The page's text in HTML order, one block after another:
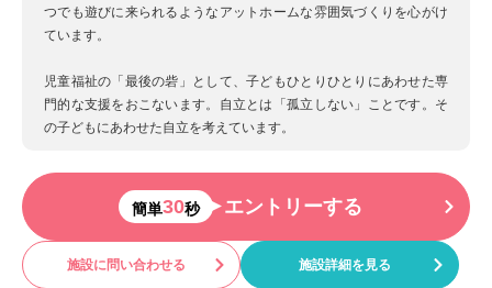
つでも遊びに来られるようなアットホームな雰囲気づくりを心がけ
ています。
児童福祉の「最後の砦」として、子どもひとりひとりにあわせた専
門的な支援をおこないます。自立とは「孤立しない」ことです。そ
の子どもにあわせた自立を考えています。
簡単30秒 エントリーする
施設に問い合わせる 施設詳細を見る